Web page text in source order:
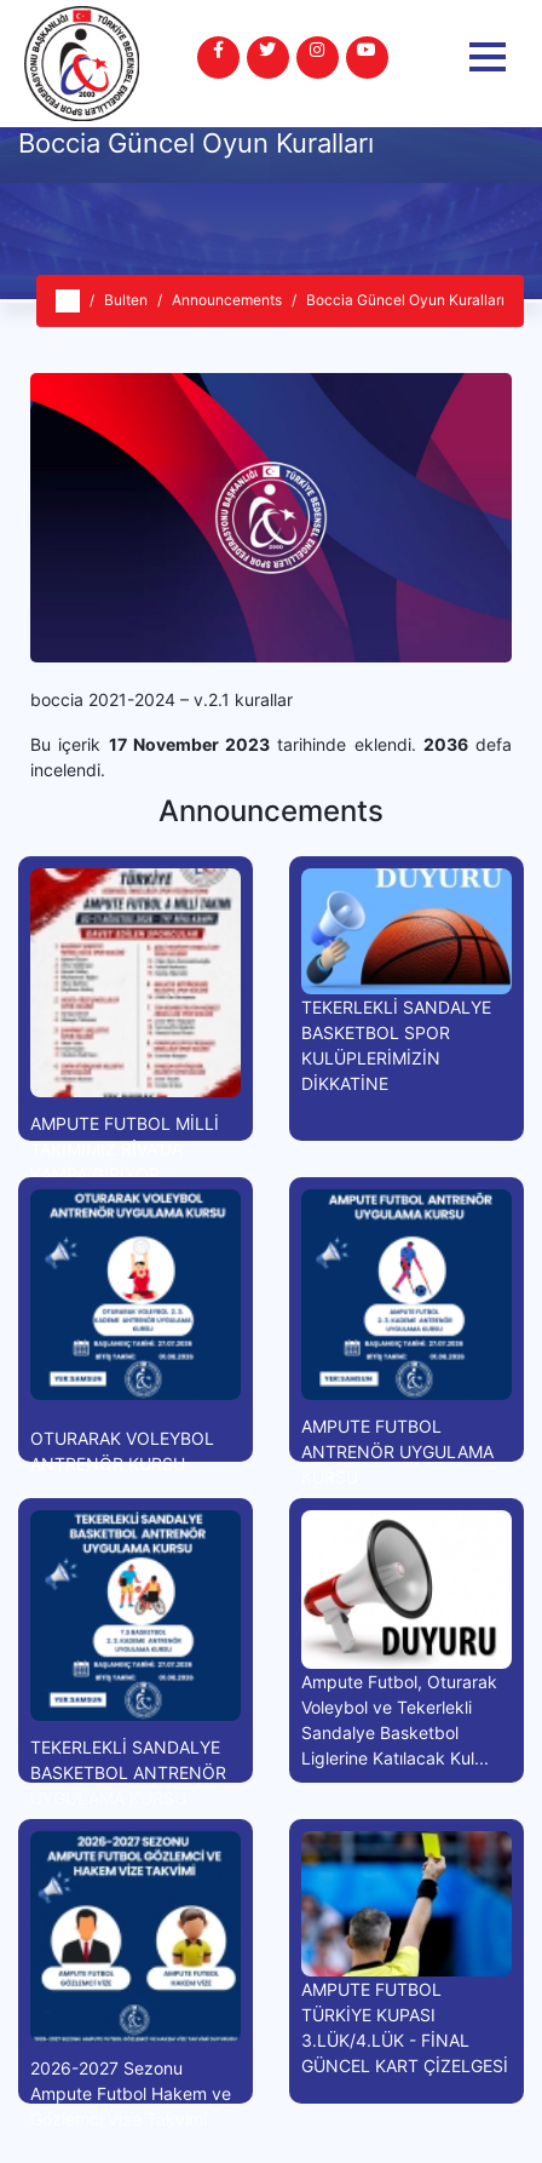
Boccia Güncel Oyun Kuralları
Bulten Announcements Boccia Güncel Oyun Kuralları
boccia 2021-2024 – v.2.1 kurallar
Bu içerik 17 November 2023 tarihinde eklendi. 2036defa
incelendi.
Announcements
AMPUTE FUTBOL MİLLİ
KAMPA GİRİYOR
TEKERLEKLİ SANDALYE
BASKETBOL SPOR
KULÜPLERİMİZİN
DİKKATİNE
OTURARAK VOLEYBOL
ANTRENÖR KURSU
AMPUTE FUTBOL
ANTRENÖR UYGULAMA
TEKERLEKLİ SANDALYE
BASKETBOL ANTRENÖR
Ampute Futbol, Oturarak
Voleybol ve Tekerlekli
Sandalye Basketbol
Liglerine Katılacak Kul...
2026-2027 Sezonu
Ampute Futbol Hakem ve
AMPUTE FUTBOL
TÜRKİYE KUPASI
3.LÜK/4.LÜK - FİNAL
GÜNCEL KART ÇİZELGESİ